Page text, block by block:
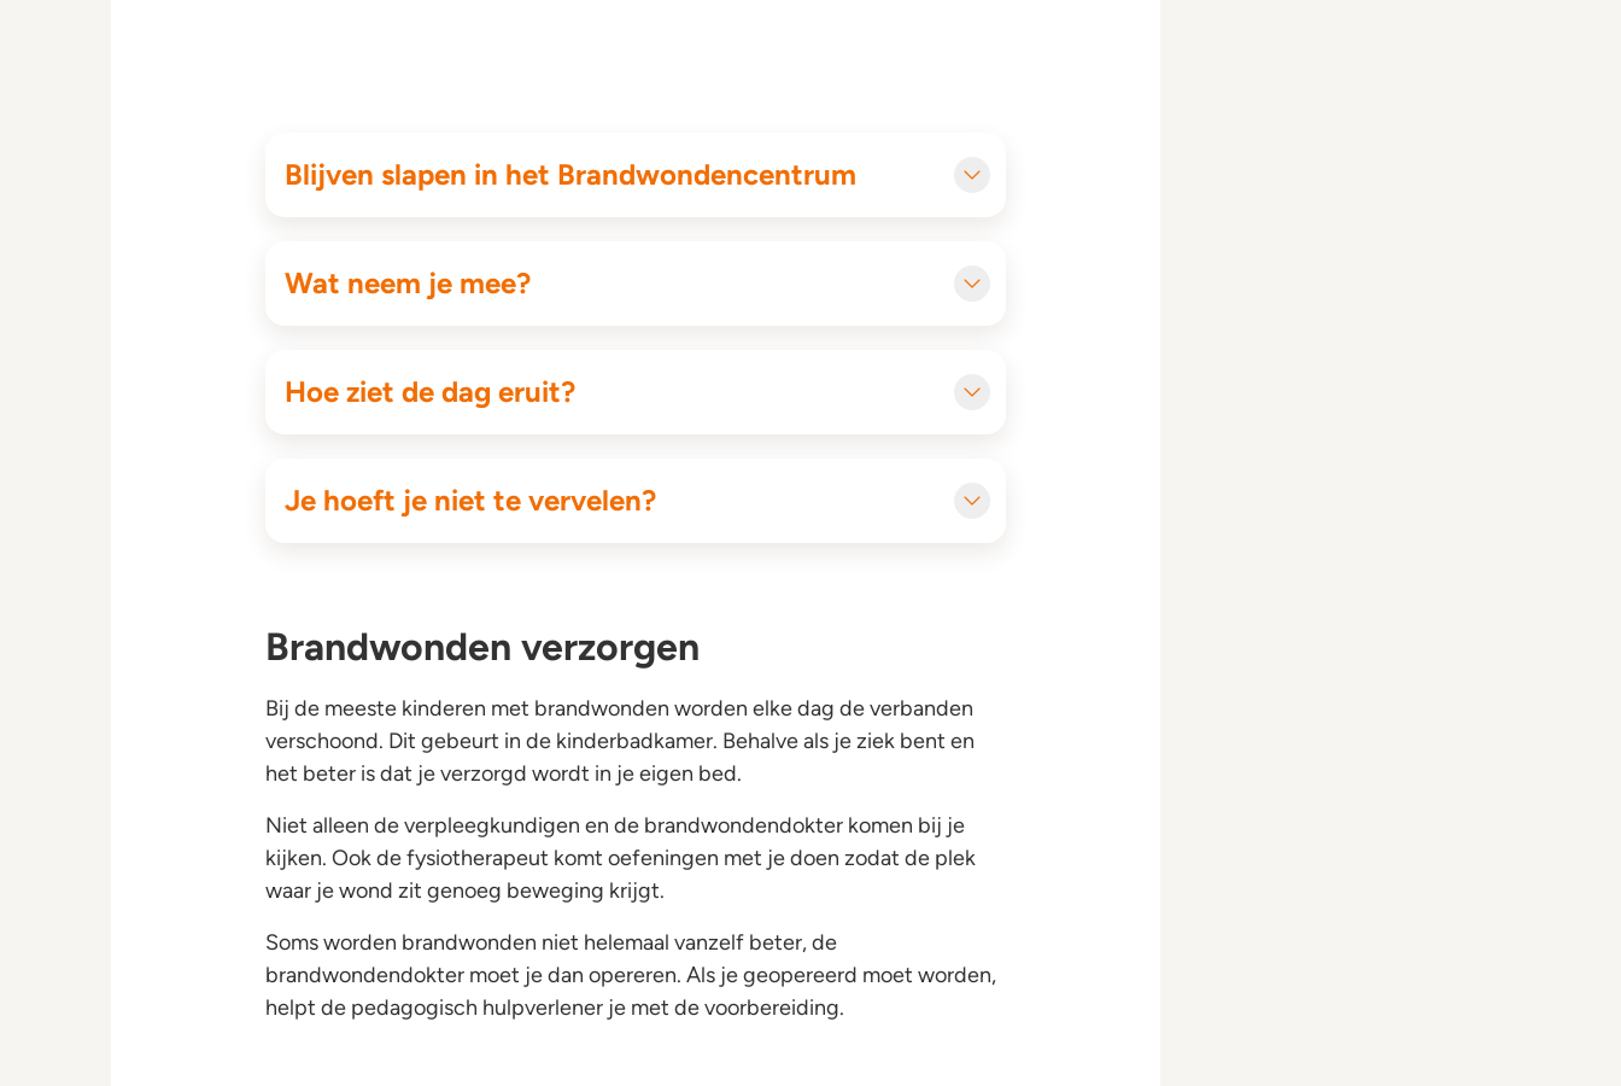
Blijven slapen in het Brandwondencentrum
Wat neem je mee?
Hoe ziet de dag eruit?
Je hoeft je niet te vervelen?
Brandwonden verzorgen
Bij de meeste kinderen met brandwonden worden elke dag de verbanden
verschoond. Dit gebeurt in de kinderbadkamer. Behalve als je ziek bent en
het beter is dat je verzorgd wordt in je eigen bed.
Niet alleen de verpleegkundigen en de brandwondendokter komen bij je
kijken. Ook de fysiotherapeut komt oefeningen met je doen zodat de plek
waar je wond zit genoeg beweging krijgt.
Soms worden brandwonden niet helemaal vanzelf beter, de
brandwondendokter moet je dan opereren. Als je geopereerd moet worden,
helpt de pedagogisch hulpverlener je met de voorbereiding.